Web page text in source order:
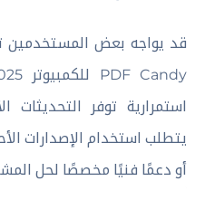
قد يواجه بعض المستخدمين
استمرارية توفر التحديثات
يتطلب استخدام الإصدارات
أو دعمًا فنيًا مخصصًا لحل